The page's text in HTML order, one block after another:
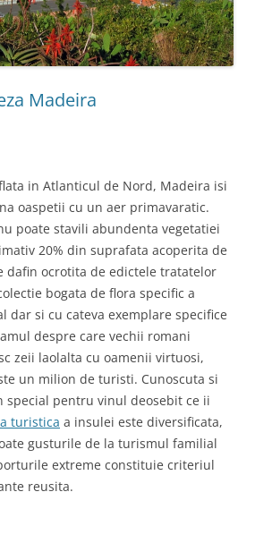
Madeira
in Atlanticul de Nord, Madeira isi
oaspetii cu un aer primavaratic.
poate stavili abundenta vegetatiei
20% din suprafata acoperita de
dafin ocrotita de edictele tratatelor
bogata de flora specific a
dar si cu cateva exemplare specifice
despre care vechii romani
zeii laolalta cu oamenii virtuosi,
un milion de turisti. Cunoscuta si
special pentru vinul deosebit ce ii
turistica a insulei este diversificata,
gusturile de la turismul familial
extreme constituie criteriul
reusita.